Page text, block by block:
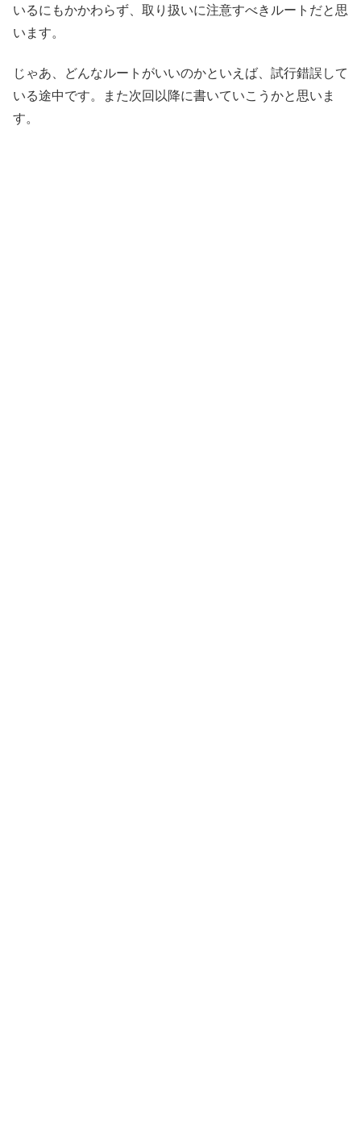
いるにもかかわらず、取り扱いに注意すべきルートだと思
います。
じゃあ、どんなルートがいいのかといえば、試行錯誤して
いる途中です。また次回以降に書いていこうかと思いま
す。